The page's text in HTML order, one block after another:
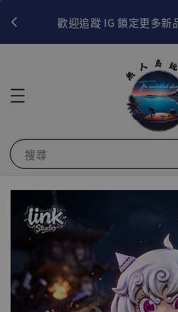
歡迎追蹤 IG 鎖定更多新
搜尋